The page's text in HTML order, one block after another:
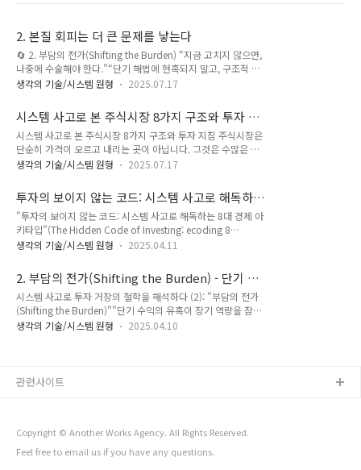
2. 본질 회피는 더 큰 문제를 낳는다
🔄 2. 부담의 전가(Shifting the Burden) “지금 고치지 않으면,
나중에 수술해야 한다.”“단기 해법에 현혹되지 말고, 구조적 변
화 여부를 관찰하라.”(1) 🧠 아케타입 개요이 구조는 근본 원인
로 의존하는 시스템을 설명합니다.“지금은 괜찮아 보여도, 결국
상황은 더 나빠진다.” 이는 단기 대응에 중독되면서 근본적 해결
책을 아예 포기하게 만드는 구조적 중독 시스템입니다.✅ 기본
구조문제 발생 ├─> 증상 완화 루프: 단기적 처방 → 일시적 개
선 → 반복 의존 └─> 근본 해결 루프: 구조적 원인 해결 → 지
로 반복된다시간이 지날수록 근본 해결능력은..
생각의 기술/시스템 원형 2025.07.17
시스템 사고로 본 주식시장 8가지 구조와 투자 지
침
시스템 사고로 본 주식시장 8가지 구조와 투자 지침 주식시장은
단순히 가격이 오르고 내리는 곳이 아닙니다. 그것은 수많은 투
자자, 기업, 정책, 자금 흐름이 상호작용하는 복잡계이며, 그 움
템 사고에서 정의한 8가지 대표 아케타입을 기반으로 시장의 본
질적 구조를 들여다보고, 그 구조로부터 도출되는 투자 원칙을
제시합니다. 시장 순환, 가격 형성, 투자자 행동, 자금 흐름, 밸류
에이션 붕괴 등 핵심 구조를 모두 아우르는 시스템 사고 아케타
입 8가지는 사실 시장의 동적 역학(Dynamics)을 구성하는 반복
임이 반복되는가"를 설명하는 틀입니다. ✍️ 시장 구조와 투자
판단다음은 시스템..
생각의 기술/시스템 원형 2025.07.17
투자의 보이지 않는 코드: 시스템 사고로 해독하
는 8대 경제 아키타입
"투자의 보이지 않는 코드: 시스템 사고로 해독하는 8대 경제 아
키타입"(The Hidden Code of Investing: ecoding 8
Economic Archetypes Through Systems Thinking)1. 이 시
시스템 사고(System Thinking)의 원형(archetype)을 연결하
여 이야기 형식으로 설명합니다.2. 소개 글 "역사 속 경제 위기와
투자 거장들의 결정적 순간에는항상 반복되는 8가지 원형
(archetype)이 숨어있습니다. 이 시리즈는 복잡한 금융 세계를
시스템 사고의 렌즈로 해체해 '왜 똑같은 실수가 반복되는지',
생각의 기술/시스템 원형 2025.04.11
2. 부담의 전가(Shifting the Burden) - 단기 수
익의 유혹이 장기 역량을 잠식한다
시스템 사고로 투자 거장의 철학을 해석하다 (2): "부담의 전가
(Shifting the Burden)""단기 수익의 유혹이 장기 역량을 잠식
한다"1. 시스템 아키타입의 투자 현장 적용"부담의 전가"는 문
핵심 메커니즘:graph LR A[근본 문제] --> B[빠른 해결책] B --
사례입니다. 노벨상 수상자와 월..
생각의 기술/시스템 원형 2025.04.10
Copyright © Another Works Agency. All Rights Reserved.
Feel free to email us if you have any questions.
관련사이트